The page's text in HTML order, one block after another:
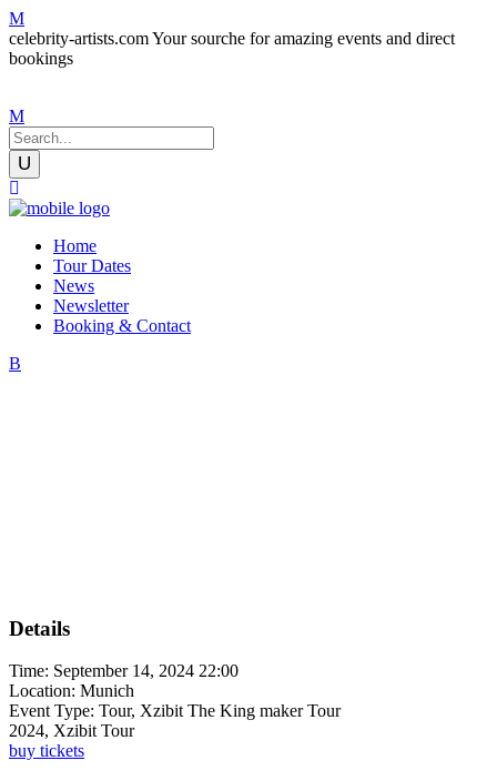
celebrity-artists.com Your sourche for amazing events and direct
bookings
Home
Tour Dates
News
Newsletter
Booking & Contact
Details
Time: September 14, 2024 22:00
Location: Munich
Event Type: Tour, Xzibit The King maker Tour
2024, Xzibit Tour
buy tickets